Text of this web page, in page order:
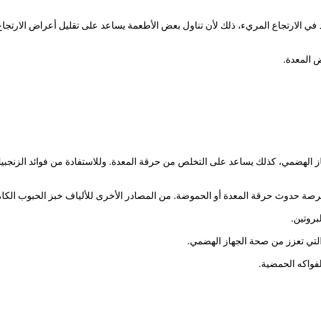
في الارتجاع المريء، ذلك لأن تناول بعض الأطعمة يساعد على تقليل أعراض
المعدة.
الهضمي، كذلك يساعد على التخلص من حرقة المعدة. وللاستفادة من فوائد
حدوث حرقة المعدة أو الحموضة. من المصادر الأخرى للألياف خبز الحبوب
التي تعزز من صحة الجهاز الهضمي.
الحمضية.